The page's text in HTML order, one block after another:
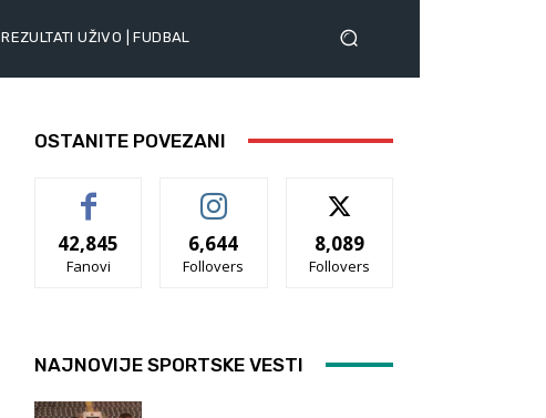
REZULTATI UŽIVO | FUDBAL
OSTANITE POVEZANI
42,845
Fanovi
6,644
Follovers
8,089
Follovers
NAJNOVIJE SPORTSKE VESTI